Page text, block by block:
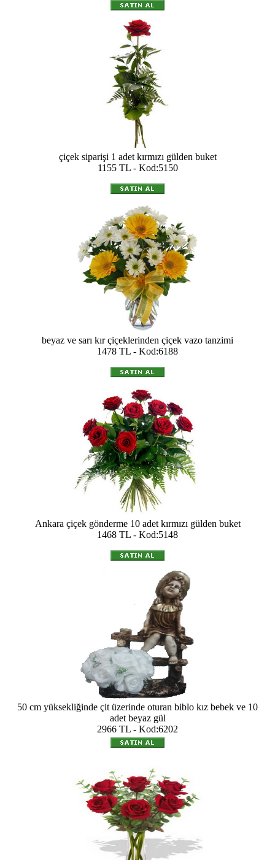
çiçek siparişi 1 adet kırmızı gülden buket
1155 TL - Kod:5150
beyaz ve sarı kır çiçeklerinden çiçek vazo tanzimi
1478 TL - Kod:6188
Ankara çiçek gönderme 10 adet kırmızı gülden buket
1468 TL - Kod:5148
50 cm yüksekliğinde çit üzerinde oturan biblo kız bebek ve 10
adet beyaz gül
2966 TL - Kod:6202